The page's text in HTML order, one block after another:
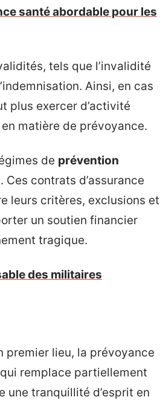
santé abordable pour les
tels que l’invalidité
Ainsi, en cas
plus exercer d’activité
matière de prévoyance.
de prévention
contrats d’assurance
leurs critères, exclusions et
un soutien financier
tragique.
des militaires
premier lieu, la prévoyance
remplace partiellement
une tranquillité d’esprit en